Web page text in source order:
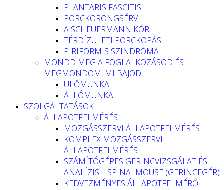
PLANTARIS FASCITIS
PORCKORONGSÉRV
A SCHEUERMANN KÓR
TÉRDÍZÜLETI PORCKOPÁS
PIRIFORMIS SZINDRÓMA
MONDD MEG A FOGLALKOZÁSOD ÉS
MEGMONDOM, MI BAJOD!
ÜLŐMUNKA
ÁLLÓMUNKA
SZOLGÁLTATÁSOK
ÁLLAPOTFELMÉRÉS
MOZGÁSSZERVI ÁLLAPOTFELMÉRÉS
KOMPLEX MOZGÁSSZERVI
ÁLLAPOTFELMÉRÉS
SZÁMÍTÓGÉPES GERINCVIZSGÁLAT ÉS
ANALÍZIS – SPINALMOUSE (GERINCEGÉR)
KEDVEZMÉNYES ÁLLAPOTFELMÉRŐ